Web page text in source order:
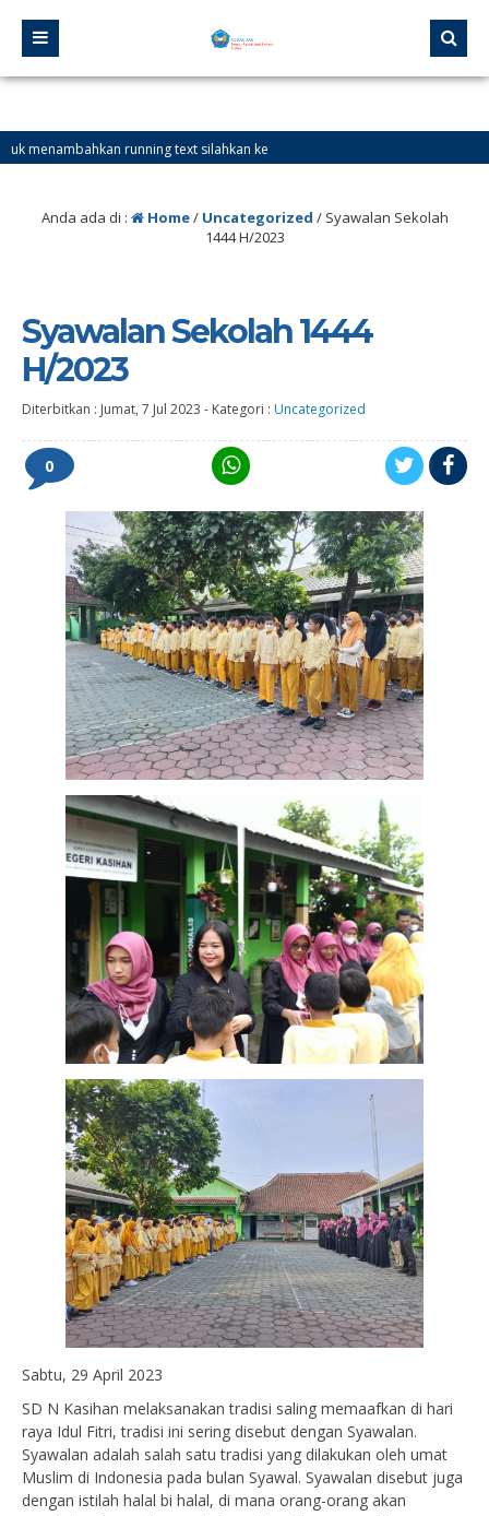
running text silahkan ke
Anda ada di : Home/ Uncategorized / Syawalan Sekolah
1444 H/2023
Syawalan Sekolah 1444
H/2023
Diterbitkan : Jumat, 7 Jul 2023 - Kategori : Uncategorized
0
Sabtu, 29 April 2023
SD N Kasihan melaksanakan tradisi saling memaafkan di hari
raya Idul Fitri, tradisi ini sering disebut dengan Syawalan.
Syawalan adalah salah satu tradisi yang dilakukan oleh umat
Muslim di Indonesia pada bulan Syawal. Syawalan disebut juga
dengan istilah halal bi halal, di mana orang-orang akan